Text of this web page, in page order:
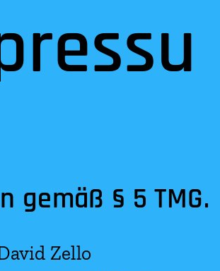
gemäß § 5 TMG.
Zello